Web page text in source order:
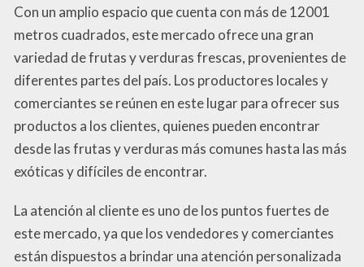
Con un amplio espacio que cuenta con más de 12001
metros cuadrados, este mercado ofrece una gran
variedad de frutas y verduras frescas, provenientes de
diferentes partes del país. Los productores locales y
comerciantes se reúnen en este lugar para ofrecer sus
productos a los clientes, quienes pueden encontrar
desde las frutas y verduras más comunes hasta las más
exóticas y difíciles de encontrar.
La atención al cliente es uno de los puntos fuertes de
este mercado, ya que los vendedores y comerciantes
están dispuestos a brindar una atención personalizada